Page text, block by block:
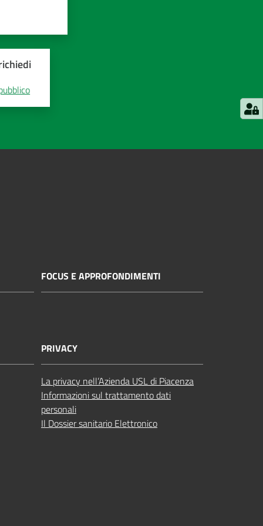
FOCUS E APPROFONDIMENTI
PRIVACY
La privacy nell’Azienda USL di Piacenza
Informazioni sul trattamento dati
personali
Il Dossier sanitario Elettronico